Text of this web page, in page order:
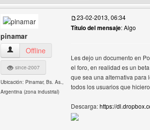
pinamar
pinamar Ver perfil del usuario
Offline
since-2007
Ubicación: Pinamar, Bs. As.,
Argentina (zona industrial)
23-02-2013, 06:34
Título del mensaje: Algo
Les dejo un documento en
el foro, en realidad es un
que sea una alternativa para
todos los usuarios que
Descarga:https://